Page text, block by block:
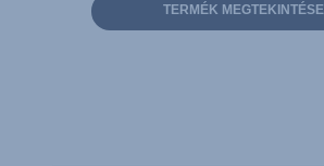
TERMÉK MEGTEKINTÉSE